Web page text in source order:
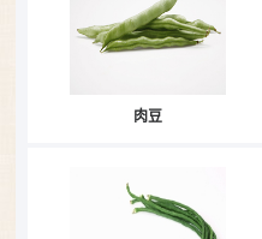
肉豆